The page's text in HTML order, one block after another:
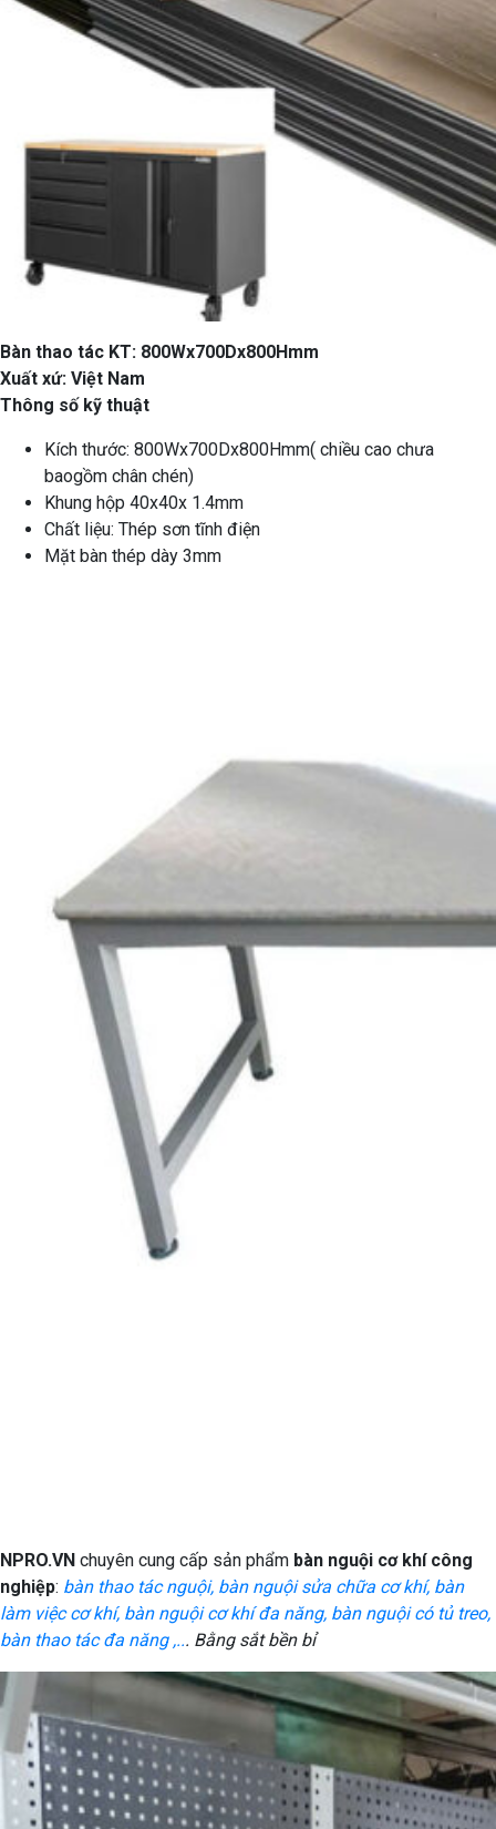
Bàn thao tác KT: 800Wx700Dx800Hmm
Xuất xứ: Việt Nam
Thông số kỹ thuật
Kích thước: 800Wx700Dx800Hmm( chiều cao chưa
baogồm chân chén)
Khung hộp 40x40x 1.4mm
Chất liệu: Thép sơn tĩnh điện
Mặt bàn thép dày 3mm
NPRO.VN chuyên cung cấp sản phẩm bàn nguội cơ khí công
nghiệp: bàn thao tác nguội, bàn nguội sửa chữa cơ khí, bàn
làm việc cơ khí, bàn nguội cơ khí đa năng, bàn nguội có tủ treo,
bàn thao tác đa năng ,... Bằng sắt bền bỉ